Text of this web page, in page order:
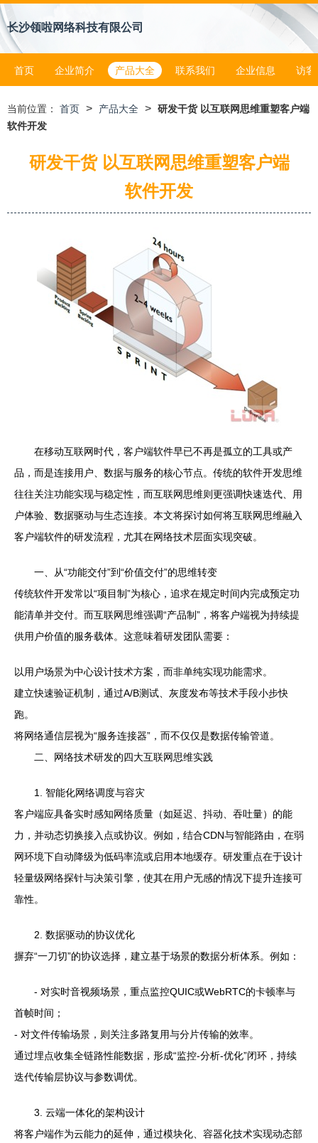
长沙领啦网络科技有限公司
首页 企业简介 产品大全 联系我们 企业信息 访客
当前位置： 首页 > 产品大全 > 研发干货 以互联网思维重塑客户端
软件开发
研发干货 以互联网思维重塑客户端
软件开发
在移动互联网时代，客户端软件早已不再是孤立的工具或产
品，而是连接用户、数据与服务的核心节点。传统的软件开发思维
往往关注功能实现与稳定性，而互联网思维则更强调快速迭代、用
户体验、数据驱动与生态连接。本文将探讨如何将互联网思维融入
客户端软件的研发流程，尤其在网络技术层面实现突破。
一、从“功能交付”到“价值交付”的思维转变
传统软件开发常以“项目制”为核心，追求在规定时间内完成预定功
能清单并交付。而互联网思维强调“产品制”，将客户端视为持续提
供用户价值的服务载体。这意味着研发团队需要：
以用户场景为中心设计技术方案，而非单纯实现功能需求。
建立快速验证机制，通过A/B测试、灰度发布等技术手段小步快
跑。
将网络通信层视为“服务连接器”，而不仅仅是数据传输管道。
二、网络技术研发的四大互联网思维实践
1. 智能化网络调度与容灾
客户端应具备实时感知网络质量（如延迟、抖动、吞吐量）的能
力，并动态切换接入点或协议。例如，结合CDN与智能路由，在弱
网环境下自动降级为低码率流或启用本地缓存。研发重点在于设计
轻量级网络探针与决策引擎，使其在用户无感的情况下提升连接可
靠性。
2. 数据驱动的协议优化
摒弃“一刀切”的协议选择，建立基于场景的数据分析体系。例如：
- 对实时音视频场景，重点监控QUIC或WebRTC的卡顿率与
首帧时间；
- 对文件传输场景，则关注多路复用与分片传输的效率。
通过埋点收集全链路性能数据，形成“监控-分析-优化”闭环，持续
迭代传输层协议与参数调优。
3. 云端一体化的架构设计
将客户端作为云能力的延伸，通过模块化、容器化技术实现动态部